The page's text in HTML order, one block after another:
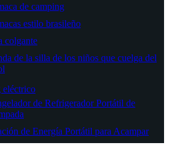
de camping
estilo brasileño
colgante
de la silla de los niños que cuelga del
eléctrico
de Refrigerador Portátil de
de Energía Portátil para Acampar